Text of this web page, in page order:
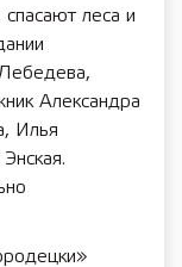
леса и
Александра
Илья